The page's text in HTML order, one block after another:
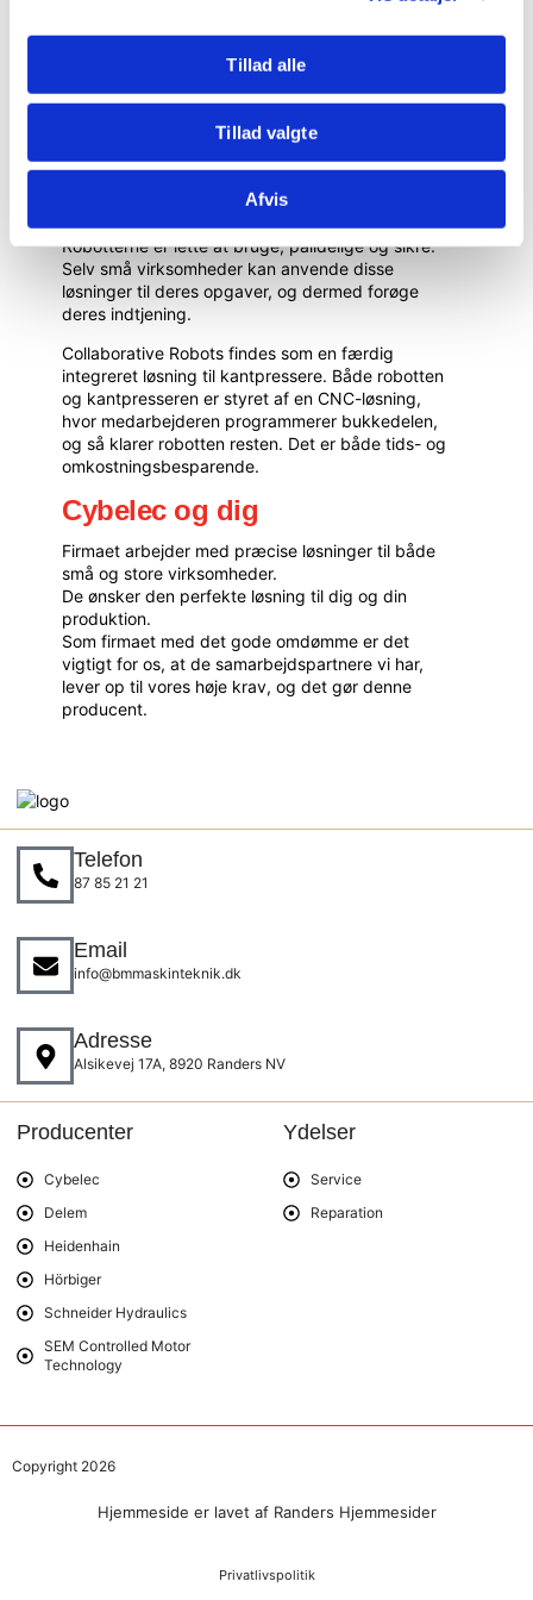
Tillad alle
Tillad valgte
Afvis
På grund af skærmenes robusthed er der mindre
Robotter og CNC-styring
Giv dine operatører mulighed for at gøre det de er
opgaver, mens der bliver plads og tid til at dine
medarbejdere kan arbejde sammen om andre ting.
Robotterne er lette at bruge, pålidelige og sikre.
Selv små virksomheder kan anvende disse
løsninger til deres opgaver, og dermed forøge
deres indtjening.
Collaborative Robots findes som en færdig
integreret løsning til kantpressere. Både robotten
og kantpresseren er styret af en CNC-løsning,
hvor medarbejderen programmerer bukkedelen,
og så klarer robotten resten. Det er både tids- og
omkostningsbesparende.
Cybelec og dig
Firmaet arbejder med præcise løsninger til både
små og store virksomheder.
De ønsker den perfekte løsning til dig og din
produktion.
Som firmaet med det gode omdømme er det
vigtigt for os, at de samarbejdspartnere vi har,
lever op til vores høje krav, og det gør denne
producent.
Telefon
87 85 21 21
Email
info@bmmaskinteknik.dk
Adresse
Alsikevej 17A, 8920 Randers NV
Producenter
Cybelec
Delem
Heidenhain
Hörbiger
Schneider Hydraulics
SEM Controlled Motor
Technology
Ydelser
Service
Reparation
Copyright 2026
Hjemmeside er lavet af Randers Hjemmesider
Privatlivspolitik